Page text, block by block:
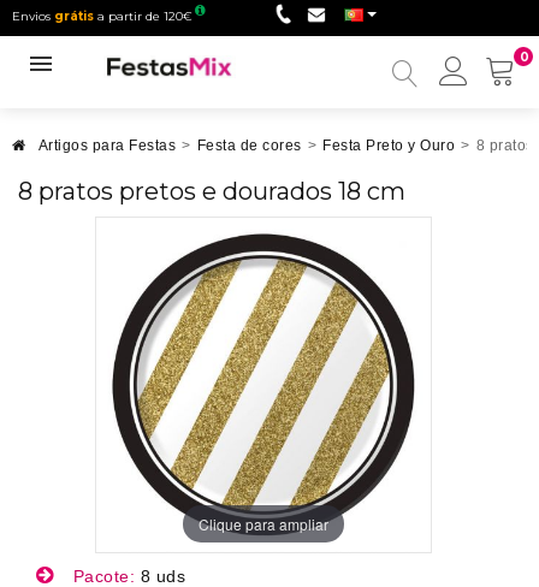
Envios grátis a partir de 120€
0
Minha
Artigos para Festas > Festa de cores > Festa Preto y Ouro > 8 pratos
8 pratos pretos e dourados 18 cm
Clique para ampliar
Pacote: 8 uds